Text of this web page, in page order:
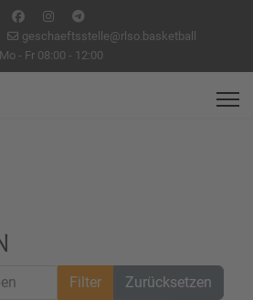
geschaeftsstelle@rlso.basketball
Mo - Fr 08:00 - 12:00
Filter Zurücksetzen